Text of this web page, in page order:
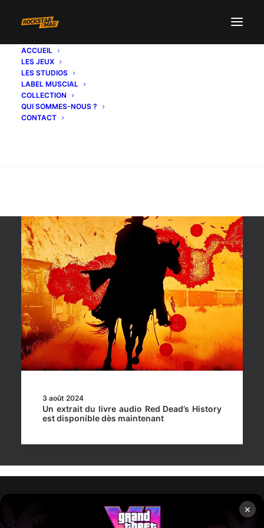
×
ACCUEIL
LES JEUX
LES STUDIOS
LABEL MUSCIAL
COLLECTION
QUI SOMMES-NOUS ?
CONTACT
livre Red Dead’s History
3 août 2024
Un extrait du livre audio Red Dead’s History
est disponible dès maintenant
Rockstar Mag’, Copyright © 2013-2026 – Tous droits réservés –